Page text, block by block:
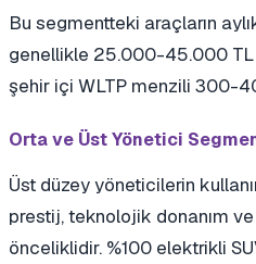
Bu segmentteki araçların
genellikle 25.000-45.000 TL
şehir içi WLTP menzili 300-
Orta ve Üst Yönetici
Üst düzey yöneticilerin
prestij, teknolojik donanım
önceliklidir. %100 elektrikli